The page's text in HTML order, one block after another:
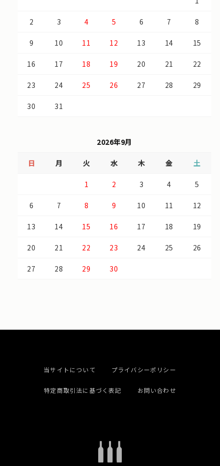
2 3 4 5 6 7 8
9 10 11 12 13 14 15
16 17 18 19 20 21 22
23 24 25 26 27 28 29
30 31
2026年9月
日 月 火 水 木 金 土
1 2 3 4 5
6 7 8 9 10 11 12
13 14 15 16 17 18 19
20 21 22 23 24 25 26
27 28 29 30
当サイトについて プライバシーポリシー
特定商取引法に基づく表記 お問い合わせ